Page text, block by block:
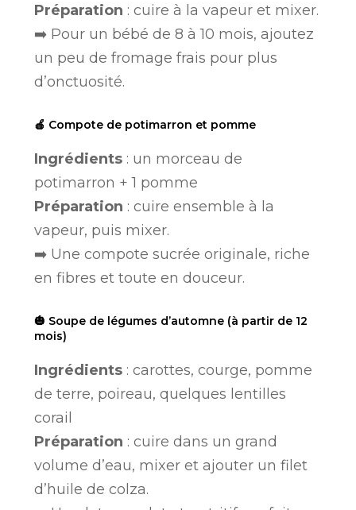
Préparation : cuire à la vapeur et mixer.
➡️ Pour un bébé de 8 à 10 mois, ajoutez
un peu de fromage frais pour plus
d’onctuosité.
🍎 Compote de potimarron et pomme
Ingrédients: un morceau de
potimarron + 1 pomme
Préparation : cuire ensemble à la
vapeur, puis mixer.
➡️ Une compote sucrée originale, riche
en fibres et toute en douceur.
🎃 Soupe de légumes d’automne (à partir de 12
mois)
Ingrédients: carottes, courge, pomme
de terre, poireau, quelques lentilles
corail
Préparation : cuire dans un grand
volume d’eau, mixer et ajouter un filet
d’huile de colza.